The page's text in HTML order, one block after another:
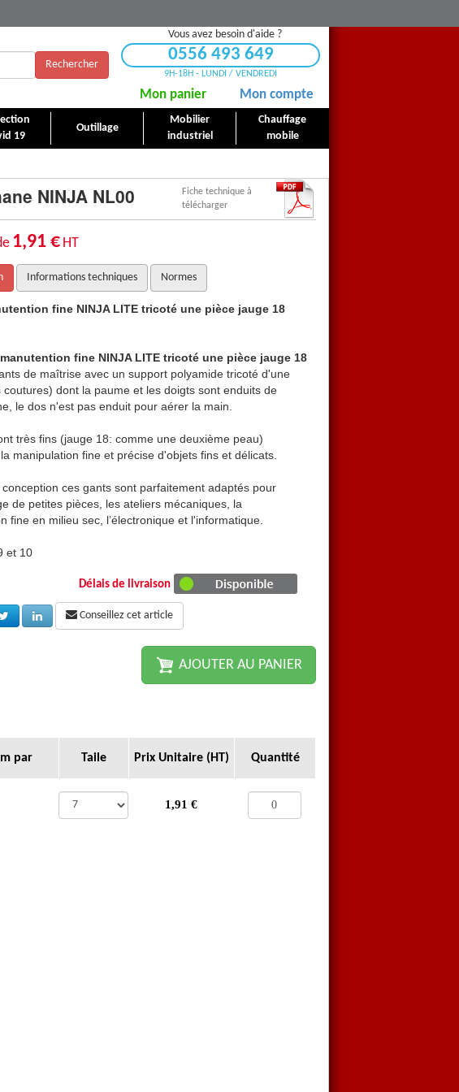
Rechercher
Vous avez besoin d'aide ?
0556 493 649
9H-18H - LUNDI / VENDREDI
Mon panier Mon compte
19
Outillage
Mobilier
industriel
Chauffage
mobile
NINJA NL00
Fiche technique à
télécharger
1,91 € HT
Informations techniques Normes
fine NINJA LITE tricoté une pièce jauge 18
fine NINJA LITE tricoté une pièce jauge 18
de maîtrise avec un support polyamide tricoté d'une
coutures) dont la paume et les doigts sont enduits de
le dos n'est pas enduit pour aérer la main.
très fins (jauge 18: comme une deuxième peau)
manipulation fine et précise d'objets fins et délicats.
ces gants sont parfaitement adaptés pour
de petites pièces, les ateliers mécaniques, la
fine en milieu sec, l’électronique et l'informatique.
et 10
Délais de livraison
Conseillez cet article
AJOUTER AU PANIER
par Taile Prix Unitaire (HT) Quantité
1,91 €